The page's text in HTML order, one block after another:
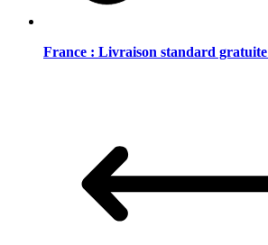
France : Livraison standard gratuite